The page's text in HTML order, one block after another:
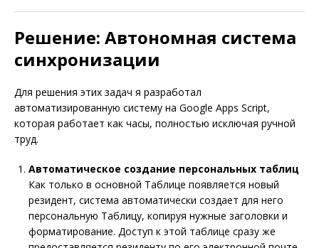
Решение: Автономная система
синхронизации
Для решения этих задач я разработал
автоматизированную систему на Google Apps Script,
которая работает как часы, полностью исключая ручной
труд.
Автоматическое создание персональных таблиц
Как только в основной Таблице появляется новый
резидент, система автоматически создает для него
персональную Таблицу, копируя нужные заголовки и
форматирование. Доступ к этой таблице сразу же